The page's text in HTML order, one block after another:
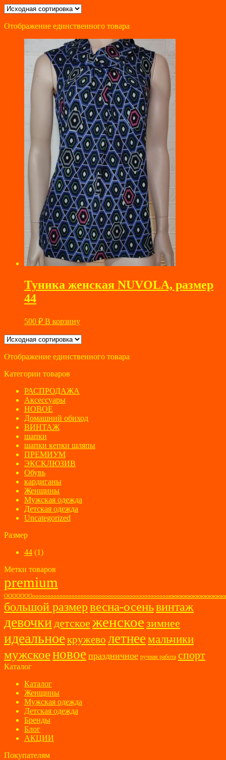
Отображение единственного товара
Туника женская NUVOLA, размер
44
500 ₽ В корзину
Отображение единственного товара
Категории товаров
РАСПРОДАЖА
Аксессуары
НОВОЕ
Домашний обиход
ВИНТАЖ
шапки
шапки кепки шляпы
ПРЕМИУМ
ЭКСКЛЮЗИВ
Обувь
кардиганы
Женщины
Мужская одежда
Детская одежда
Uncategorized
Размер
44 (1)
Метки товаров
premium
большой размервесна-осеньвинтаж
девочки детское женское зимнее
идеальноекружево летнее мальчики
мужскоеновое праздничное ручная работа спорт
Каталог
Каталог
Женщины
Мужская одежда
Детская одежда
Бренды
Блог
АКЦИИ
Покупателям